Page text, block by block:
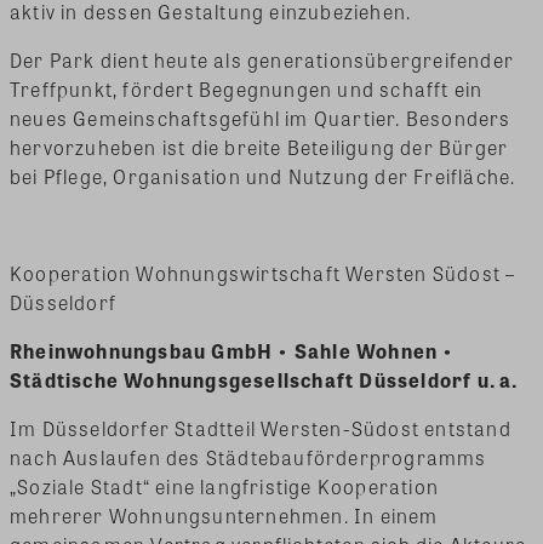
aktiv in dessen Gestaltung einzubeziehen.
Der Park dient heute als generationsübergreifender
Treffpunkt, fördert Begegnungen und schafft ein
neues Gemeinschaftsgefühl im Quartier. Besonders
hervorzuheben ist die breite Beteiligung der Bürger
bei Pflege, Organisation und Nutzung der Freifläche.
Kooperation Wohnungswirtschaft Wersten Südost –
Düsseldorf
Rheinwohnungsbau GmbH • Sahle Wohnen •
Städtische Wohnungsgesellschaft Düsseldorf u. a.
Im Düsseldorfer Stadtteil Wersten-Südost entstand
nach Auslaufen des Städtebauförderprogramms
„Soziale Stadt“ eine langfristige Kooperation
mehrerer Wohnungsunternehmen. In einem